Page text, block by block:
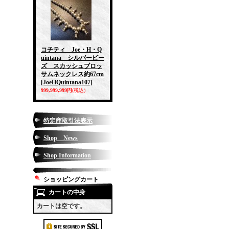
コチティ Joe・H・Q
uintana シルバービー
ズ スカッシュブロッ
サムネックレス約67cm
[JoeHQuintana107]
999,999,999円(税込)
特定商取引法表示
Shop News
Shop Information
ショッピングカート
カートの中身
カートは空です。